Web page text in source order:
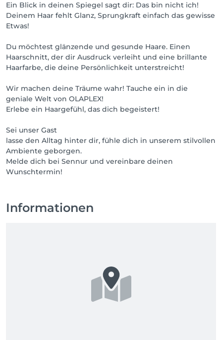
Ein Blick in deinen Spiegel sagt dir: Das bin nicht ich!
Deinem Haar fehlt Glanz, Sprungkraft einfach das gewisse
Etwas!
Du möchtest glänzende und gesunde Haare. Einen
Haarschnitt, der dir Ausdruck verleiht und eine brillante
Haarfarbe, die deine Persönlichkeit unterstreicht!
Wir machen deine Träume wahr! Tauche ein in die
geniale Welt von OLAPLEX!
Erlebe ein Haargefühl, das dich begeistert!
Sei unser Gast
lasse den Alltag hinter dir, fühle dich in unserem stilvollen
Ambiente geborgen.
Melde dich bei Sennur und vereinbare deinen
Wunschtermin!
Informationen